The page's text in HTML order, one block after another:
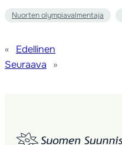
Nuorten olympiavalmentaja
«
Edellinen
Seuraava
»